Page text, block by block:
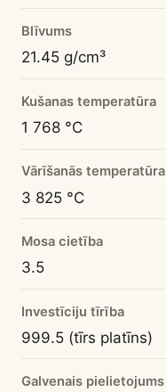
Blīvums
21.45 g/cm³
Kušanas temperatūra
1 768 °C
Vārīšanās temperatūra
3 825 °C
Mosa cietība
3.5
Investīciju tīrība
999.5 (tīrs platīns)
Galvenais pielietojums